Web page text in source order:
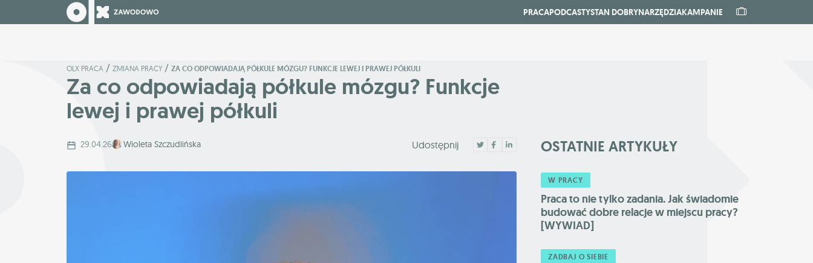
PRACAPODCASTYSTAN DOBRYNARZĘDZIAKAMPANIE
OLX PRACA / ZMIANA PRACY / ZA CO ODPOWIADAJĄ PÓŁKULE MÓZGU? FUNKCJE LEWEJ I PRAWEJ PÓŁKULI
Za co odpowiadają półkule mózgu? Funkcje
lewej i prawej półkuli
29.04.26 Wioleta Szczudlińska Udostępnij OSTATNIE ARTYKUŁY
W PRACY
Praca to nie tylko zadania. Jak świadomie
budować dobre relacje w miejscu pracy?
[WYWIAD]
ZADBAJ O SIEBIE